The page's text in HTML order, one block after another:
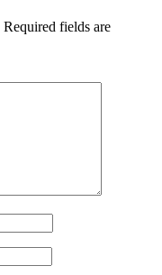
Required fields are